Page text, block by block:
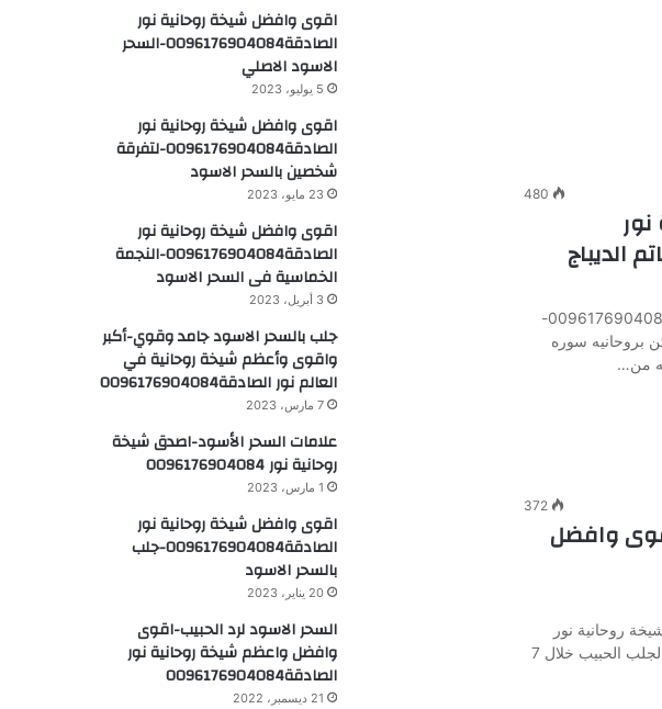
480
خاتم الديباج
اقوى وافضل شيخة روحانية نور الصادقة0096176904084-
بروحانيه سوره
من…
372
وافضل
روحانية نور
الصادقة0096176904084 خاتم روحاني لجلب الحبيب خلال 7
اقوى وافضل شيخة روحانية نور
الصادقة0096176904084-السحر
الاسود الاصلي
5 يوليو، 2023
اقوى وافضل شيخة روحانية نور
الصادقة0096176904084-لتفرقة
شخصين بالسحر الاسود
23 مايو، 2023
اقوى وافضل شيخة روحانية نور
الصادقة0096176904084-النجمة
الخماسية فى السحر الاسود
3 أبريل، 2023
جلب بالسحر الاسود جامد وقوي-أكبر
واقوى وأعظم شيخة روحانية في
العالم نور الصادقة0096176904084
7 مارس، 2023
علامات السحر الأسود-اصدق شيخة
روحانية نور 0096176904084
1 مارس، 2023
اقوى وافضل شيخة روحانية نور
الصادقة0096176904084-جلب
بالسحر الاسود
20 يناير، 2023
السحر الاسود لرد الحبيب-اقوى
وافضل واعظم شيخة روحانية نور
الصادقة0096176904084
21 ديسمبر، 2022